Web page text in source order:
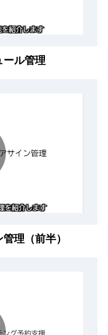
ール管理
理（前半）